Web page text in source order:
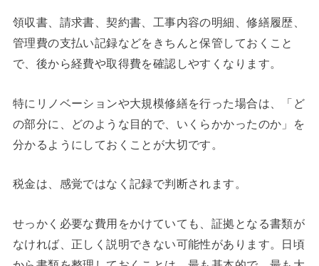
領収書、請求書、契約書、工事内容の明細、修繕履歴、
管理費の支払い記録などをきちんと保管しておくこと
で、後から経費や取得費を確認しやすくなります。
特にリノベーションや大規模修繕を行った場合は、「ど
の部分に、どのような目的で、いくらかかったのか」を
分かるようにしておくことが大切です。
税金は、感覚ではなく記録で判断されます。
せっかく必要な費用をかけていても、証拠となる書類が
なければ、正しく説明できない可能性があります。日頃